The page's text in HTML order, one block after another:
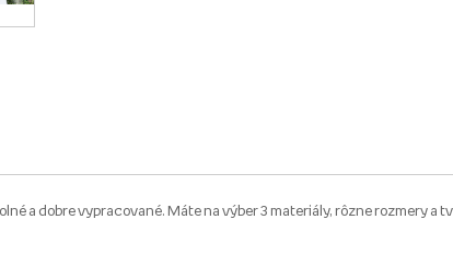
a dobre vypracované. Máte na výber 3 materiály, rôzne rozmery a